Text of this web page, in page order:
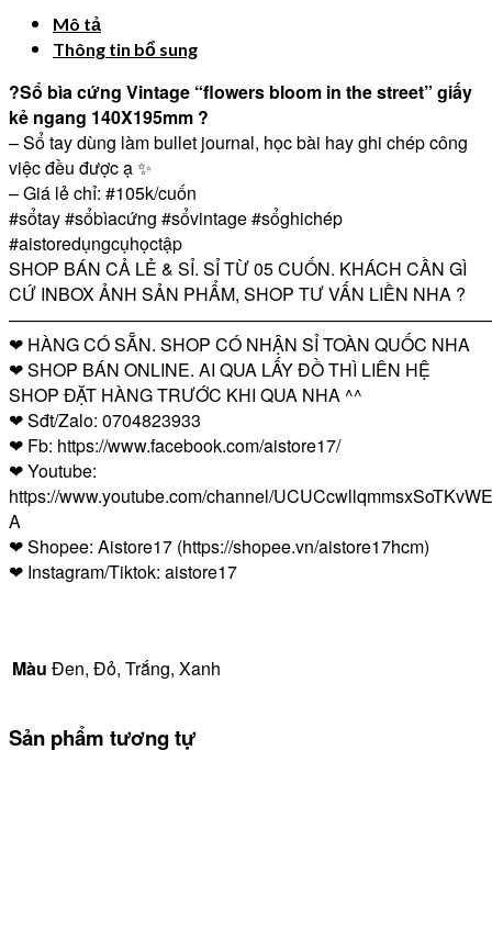
Mô tả
Thông tin bổ sung
?Sổ bìa cứng Vintage “flowers bloom in the street” giấy
kẻ ngang 140X195mm ?
– Sổ tay dùng làm bullet journal, học bài hay ghi chép công
việc đều được ạ ✨
– Giá lẻ chỉ: #105k/cuốn
#sổtay#sổbìacứng #sổvintage#sổghichép
#aistoredụngcụhọctập
SHOP BÁN CẢ LẺ & SỈ. SỈ TỪ 05 CUỐN. KHÁCH CẦN GÌ
CỨ INBOX ẢNH SẢN PHẨM, SHOP TƯ VẤN LIỀN NHA ?
❤ HÀNG CÓ SẴN. SHOP CÓ NHẬN SỈ TOÀN QUỐC NHA
❤ SHOP BÁN ONLINE. AI QUA LẤY ĐỒ THÌ LIÊN HỆ
SHOP ĐẶT HÀNG TRƯỚC KHI QUA NHA ^^
❤ Sđt/Zalo: 0704823933
❤ Fb: https://www.facebook.com/aistore17/
❤ Youtube:
https://www.youtube.com/channel/
A
❤ Shopee: Aistore17 (https://shopee.vn/aistore17hcm)
❤ Instagram/Tiktok: aistore17
Màu Đen, Đỏ, Trắng, Xanh
Sản phẩm tương tự